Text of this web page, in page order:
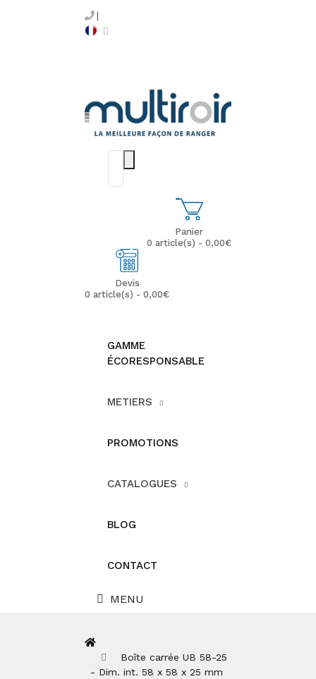
Panier
0 article(s) - 0,00€
Devis
0 article(s) - 0,00€
GAMME
ÉCORESPONSABLE
METIERS
PROMOTIONS
CATALOGUES
BLOG
CONTACT
MENU
Boîte carrée UB 58-25
- Dim. int. 58 x 58 x 25 mm